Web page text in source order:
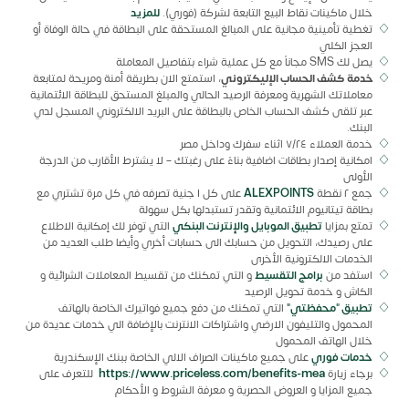
خلال ماكينات نقاط البيع التابعة لشركة (فوري). للمزيد
تغطية تأمينية مجانية على المبالغ المستحقة على البطاقة في حالة الوفاة أو
العجز الكلي
يصل لك SMS مجاناً مع كل عملية شراء بتفاصيل المعاملة
خدمة كشف الحساب الإليكتروني، استمتع الان بطريقة أمنة ومريحة لمتابعة
معاملاتك الشهرية ومعرفة الرصيد الحالي والمبلغ المستحق للبطاقة الائتمانية
عبر تلقى كشف الحساب الخاص بالبطاقة على البريد الالكتروني المسجل لدي
البنك.
خدمة العملاء ٧/٢٤ اثناء سفرك وداخل مصر
امكانية إصدار بطاقات اضافية بناءً على رغبتك – لا يشترط الأقارب من الدرجة
الأولى
جمع ٢ نقطة
ALEXPOINTS
على كل ١ جنية تصرفه في كل مرة تشتري مع
بطاقة تيتانيوم الائتمانية وتقدر تستبدلها بكل سهولة
تمتع بمزاياتطبيق الموبايل والإنترنت البنكي التي توفر لك إمكانية الاطلاع
على رصيدك، التحويل من حسابك الى حسابات أخري وأيضا طلب العديد من
الخدمات الالكترونية الأخرى
استفد من برامج التقسيطو التي تمكنك من تقسيط المعاملات الشرائية و
الكاش و خدمة تحويل الرصيد
تطبيق "محفظتي" التي تمكنك من دفع جميع فواتيرك الخاصة بالهاتف
المحمول والتليفون الارضي واشتراكات الانترنت بالإضافة الي خدمات عديدة من
خلال الهاتف المحمول
خدمات فوريعلى جميع ماكينات الصراف الالي الخاصة ببنك الإسكندرية
برجاء زيارةhttps://www.priceless.com/benefits-mea للتعرف على
جميع المزايا و العروض الحصرية و معرفة الشروط و الأحكام